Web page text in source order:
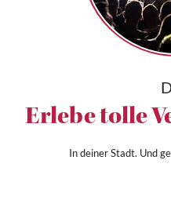
Erlebe tolle
In deiner Stadt. Und